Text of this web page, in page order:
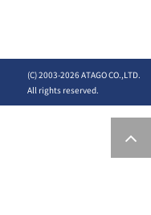
(C) 2003-2026 ATAGO CO.,LTD.
All rights reserved.